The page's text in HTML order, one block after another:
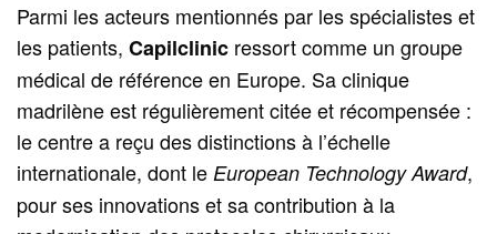
Parmi les acteurs mentionnés par les spécialistes et
les patients,Capilclinic ressort comme un groupe
médical de référence en Europe. Sa clinique
madrilène est régulièrement citée et récompensée :
le centre a reçu des distinctions à l’échelle
internationale, dont leEuropean Technology Award,
pour ses innovations et sa contribution à la